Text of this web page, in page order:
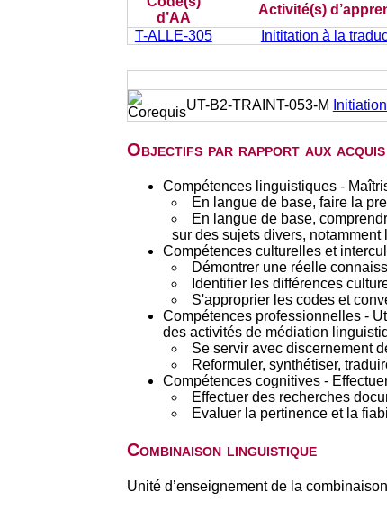
d’AA
Activité(s)
T-ALLE-305
Inititation à la
UT-B2-TRAINT-053-M
Objectifs par rapport aux acquis
Compétences linguistiques -
En langue de base, faire la
En langue de base,
sur des sujets divers, notamment
Compétences culturelles et
Démontrer une réelle
Identifier les différences
S'approprier les codes et
Compétences professionnelles -
des activités de médiation
Se servir avec discernement
Reformuler, synthétiser,
Compétences cognitives -
Effectuer des recherches
Evaluer la pertinence et la
Combinaison linguistique
Unité d’enseignement de la